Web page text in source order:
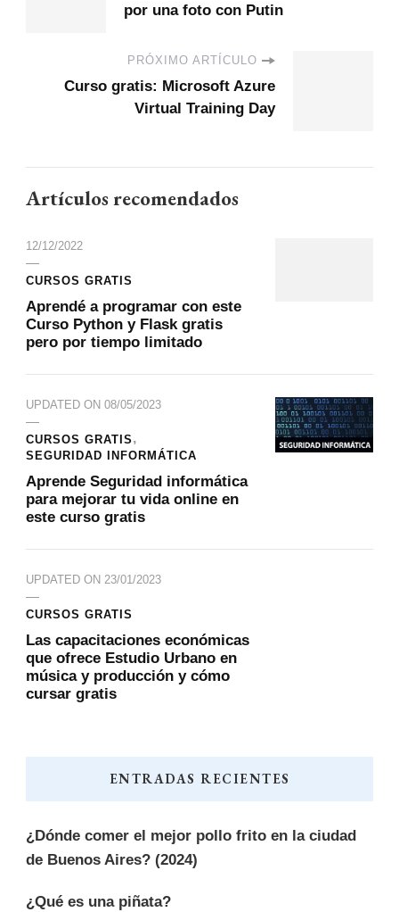
por una foto con Putin
PRÓXIMO ARTÍCULO
Curso gratis: Microsoft Azure
Virtual Training Day
Artículos recomendados
12/12/2022
CURSOS GRATIS
Aprendé a programar con este
Curso Python y Flask gratis
pero por tiempo limitado
UPDATED ON 08/05/2023
CURSOS GRATIS
SEGURIDAD INFORMÁTICA
Aprende Seguridad informática
para mejorar tu vida online en
este curso gratis
UPDATED ON 23/01/2023
CURSOS GRATIS
Las capacitaciones económicas
que ofrece Estudio Urbano en
música y producción y cómo
cursar gratis
ENTRADAS RECIENTES
¿Dónde comer el mejor pollo frito en la ciudad
de Buenos Aires? (2024)
¿Qué es una piñata?